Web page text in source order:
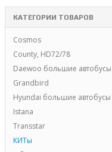
КАТЕГОРИИ ТОВАРОВ
Cosmos
County, HD72/78
Daewoo большие автобусы
Grandbird
Hyundai большие автобусы
Istana
Transstar
КИТы